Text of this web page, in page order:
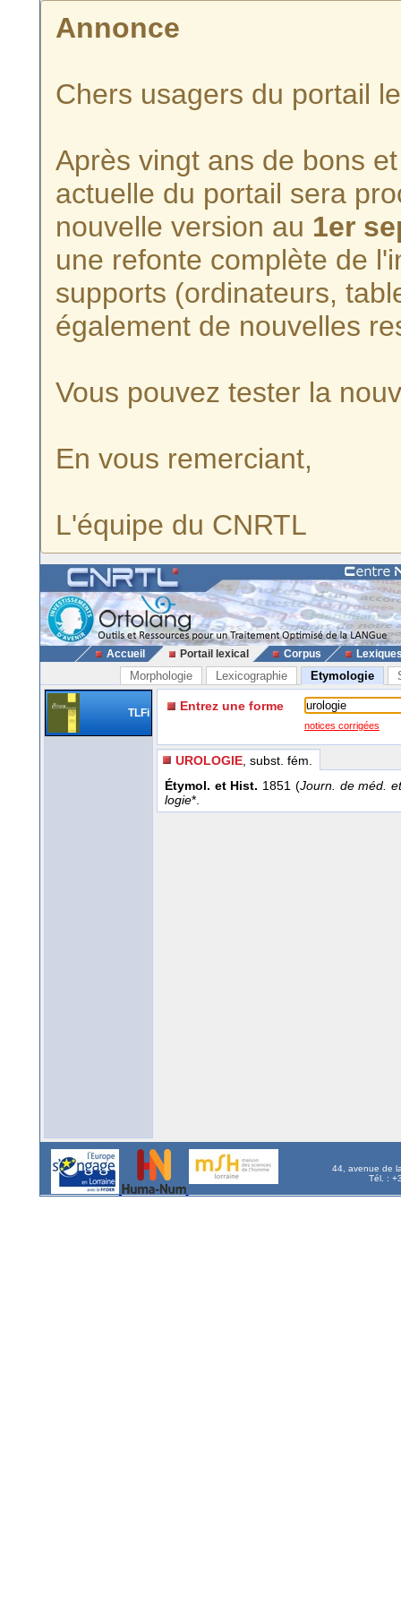
Annonce
Chers usagers du portail
Après vingt ans de bons
actuelle du portail sera
nouvelle version au 1er
une refonte complète de
supports (ordinateurs,
également de nouvelles
Vous pouvez tester la
En vous remerciant,
L'équipe du CNRTL
Accueil Portail lexical Corpus
Morphologie Lexicographie Etymologie
TLFi Entrez une forme
notices corrigées
UROLOGIE , subst. fém.
Étymol. et Hist. 1851 (Journ. de méd.
logie*.
44, avenue de
Tél. :